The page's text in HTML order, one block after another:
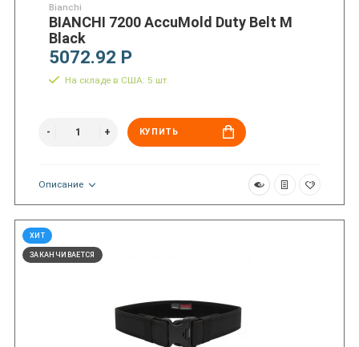
Bianchi
BIANCHI 7200 AccuMold Duty Belt M
Black
5072.92 Р
На складе в США: 5 шт.
КУПИТЬ
Описание
ХИТ
ЗАКАНЧИВАЕТСЯ